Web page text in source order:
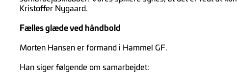
Kristoffer Nygaard.
Fælles glæde ved håndbold
Morten Hansen er formand i Hammel GF.
Han siger følgende om samarbejdet: